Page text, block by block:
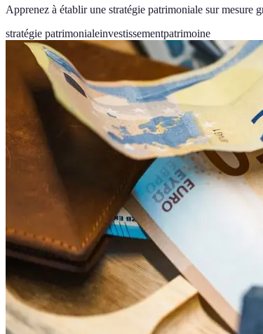
Apprenez à établir une stratégie patrimoniale sur mesure
stratégie patrimonialeinvestissementpatrimoine